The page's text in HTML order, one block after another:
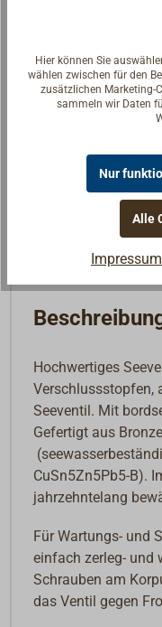
Gewicht (g)
Preis (Stück)
Hochwertiges
Verschlussstopfen,
Seeventil. Mit
Gefertigt aus
CuSn5Zn5Pb5-B).
jahrzehntelang
Für Wartungs- und
einfach zerleg- und
Schrauben am
das Ventil gegen
Hier können Sie
wählen zwischen für den
zusätzlichen Marketing-
sammeln wir Daten
Nur
Alle
Impressum